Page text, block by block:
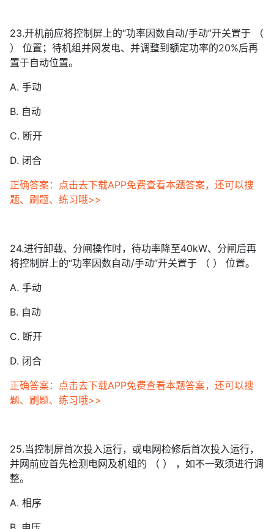
23.开机前应将控制屏上的“功率因数自动/手动”开关置于 （
） 位置；待机组并网发电、并调整到额定功率的20%后再
置于自动位置。
A. 手动
B. 自动
C. 断开
D. 闭合
正确答案：点击去下载APP免费查看本题答案，还可以搜
题、刷题、练习哦>>
24.进行卸载、分闸操作时，待功率降至40kW、分闸后再
将控制屏上的“功率因数自动/手动”开关置于 （ ） 位置。
A. 手动
B. 自动
C. 断开
D. 闭合
正确答案：点击去下载APP免费查看本题答案，还可以搜
题、刷题、练习哦>>
25.当控制屏首次投入运行，或电网检修后首次投入运行，
并网前应首先检测电网及机组的 （ ） ，如不一致须进行调
整。
A. 相序